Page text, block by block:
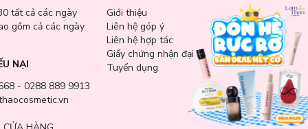
tất cả các ngày
gồm cả các ngày
NẠI
- 0288 889 9913
Giới thiệu
Liên hệ góp ý
Liên hệ hợp tác
Giấy chứng nhận đại lý
Tuyển dụng